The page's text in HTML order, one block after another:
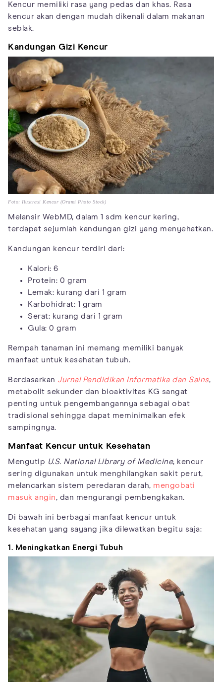
Kencur memiliki rasa yang pedas dan khas. Rasa
kencur akan dengan mudah dikenali dalam makanan
seblak.
Kandungan Gizi Kencur
Foto: Ilustrasi Kencur (Orami Photo Stock)
Melansir WebMD, dalam 1 sdm kencur kering,
terdapat sejumlah kandungan gizi yang menyehatkan.
Kandungan kencur terdiri dari:
Kalori: 6
Protein: 0 gram
Lemak: kurang dari 1 gram
Karbohidrat: 1 gram
Serat: kurang dari 1 gram
Gula: 0 gram
Rempah tanaman ini memang memiliki banyak
manfaat untuk kesehatan tubuh.
Berdasarkan Jurnal Pendidikan Informatika dan Sains,
metabolit sekunder dan bioaktivitas KG sangat
penting untuk pengembangannya sebagai obat
tradisional sehingga dapat meminimalkan efek
sampingnya.
Manfaat Kencur untuk Kesehatan
Mengutip U.S. National Library of Medicine, kencur
sering digunakan untuk menghilangkan sakit perut,
melancarkan sistem peredaran darah, mengobati
masuk angin, dan mengurangi pembengkakan.
Di bawah ini berbagai manfaat kencur untuk
kesehatan yang sayang jika dilewatkan begitu saja:
1. Meningkatkan Energi Tubuh